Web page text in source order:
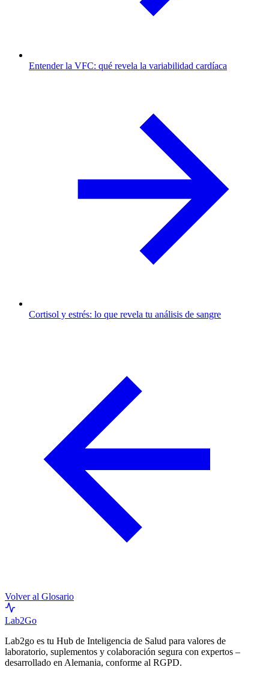
Entender la VFC: qué revela la variabilidad cardíaca
Cortisol y estrés: lo que revela tu análisis de sangre
Volver al Glosario
Lab2Go
Lab2go es tu Hub de Inteligencia de Salud para valores de
laboratorio, suplementos y colaboración segura con expertos –
desarrollado en Alemania, conforme al RGPD.